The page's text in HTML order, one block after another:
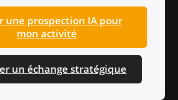
une prospection IA pour
mon activité
un échange stratégique